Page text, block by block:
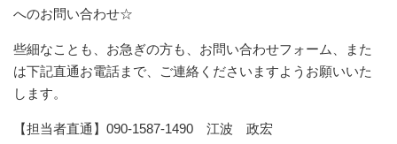
へのお問い合わせ☆
些細なことも、お急ぎの方も、お問い合わせフォーム、また
は下記直通お電話まで、ご連絡くださいますようお願いいた
します。
【担当者直通】090-1587-1490 江波 政宏